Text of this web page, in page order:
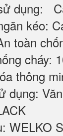
dụng:
kéo:
toàn
cháy:
thông
dụng:
WELKO